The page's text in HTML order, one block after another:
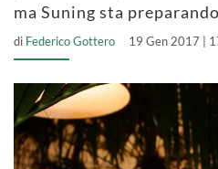
ma Suning sta
di Federico Gottero 19 Gen 2017 |